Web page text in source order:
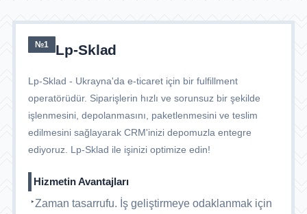
№1 Lp-Sklad
Lp-Sklad - Ukrayna'da e-ticaret için bir fulfillment
operatörüdür. Siparişlerin hızlı ve sorunsuz bir şekilde
işlenmesini, depolanmasını, paketlenmesini ve teslim
edilmesini sağlayarak CRM'inizi depomuzla entegre
ediyoruz. Lp-Sklad ile işinizi optimize edin!
Hizmetin Avantajları
Zaman tasarrufu. İş geliştirmeye odaklanmak için